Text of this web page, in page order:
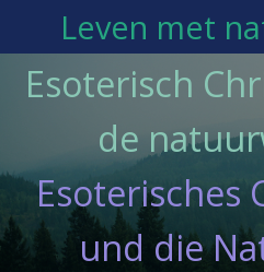
naar
de
hoofdinhoud
Leven met
Esoterisch
de
Esoterisches
und die